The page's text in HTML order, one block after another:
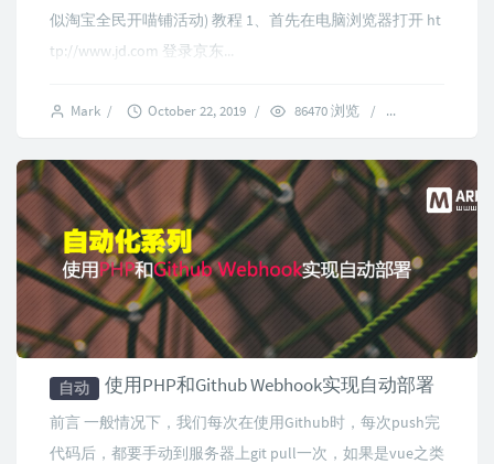
似淘宝全民开喵铺活动) 教程 1、首先在电脑浏览器打开 ht
tp://www.jd.com 登录京东...
Mark / October 22, 2019 / 86470 浏览 /
自动 使用PHP和Github Webhook实现自动部署
前言 一般情况下，我们每次在使用Github时，每次push完
代码后，都要手动到服务器上git pull一次，如果是vue之类